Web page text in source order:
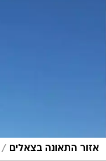
אזור התאונה בצאלים /